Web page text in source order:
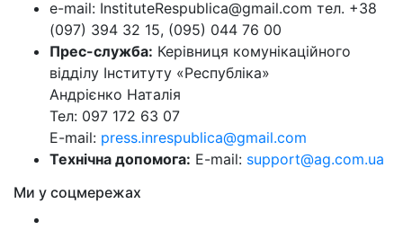
e-mail: InstituteRespublica@gmail.com тел. +38
(097) 394 32 15, (095) 044 76 00
Прес-служба: Керівниця комунікаційного
відділу Інституту «Республіка»
Андрієнко Наталія
Тел: 097 172 63 07
E-mail: press.inrespublica@gmail.com
Технічна допомога: E-mail: support@ag.com.ua
Ми у соцмережах